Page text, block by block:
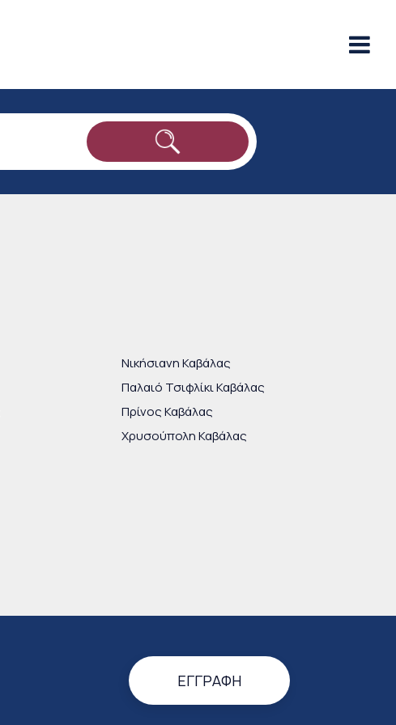
Νικήσιανη Καβάλας
Παλαιό Τσιφλίκι Καβάλας
Πρίνος Καβάλας
Χρυσούπολη Καβάλας
ΕΓΓΡΑΦΉ